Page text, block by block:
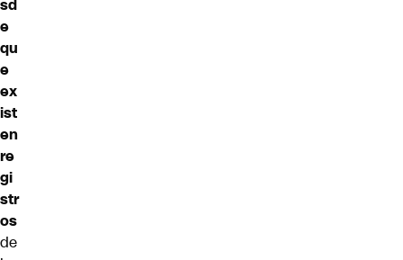
sd
e
qu
e
ex
ist
en
re
gi
str
os
de